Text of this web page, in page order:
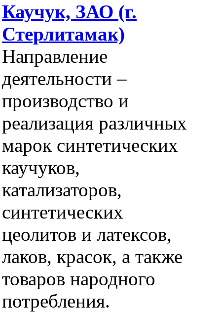
Каучук, ЗАО (г.
Стерлитамак)
Направление
деятельности –
производство и
реализация различных
марок синтетических
каучуков,
катализаторов,
синтетических
цеолитов и латексов,
лаков, красок, а также
товаров народного
потребления.